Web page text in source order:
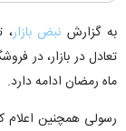
به گزارش نبض بازار،
تعادل در بازار، در
ماه رمضان ادامه دارد.
رسولی همچنین اعلام